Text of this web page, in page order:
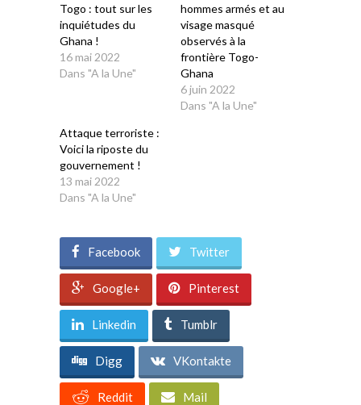
Togo : tout sur les
inquiétudes du
Ghana !
16 mai 2022
Dans "A la Une"
hommes armés et au
visage masqué
observés à la
frontière Togo-
Ghana
6 juin 2022
Dans "A la Une"
Attaque terroriste :
Voici la riposte du
gouvernement !
13 mai 2022
Dans "A la Une"
Facebook Twitter
Google+ Pinterest
Linkedin Tumblr
Digg VKontakte
Reddit Mail